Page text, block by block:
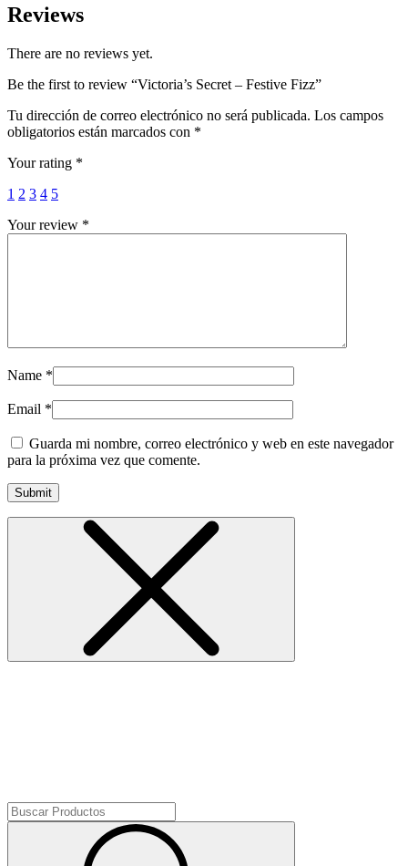
Reviews
There are no reviews yet.
Be the first to review “Victoria’s Secret – Festive Fizz”
Tu dirección de correo electrónico no será publicada. Los campos
obligatorios están marcados con *
Your rating *
1 2 3 4 5
Your review *
Name *
Email *
Guarda mi nombre, correo electrónico y web en este navegador
para la próxima vez que comente.